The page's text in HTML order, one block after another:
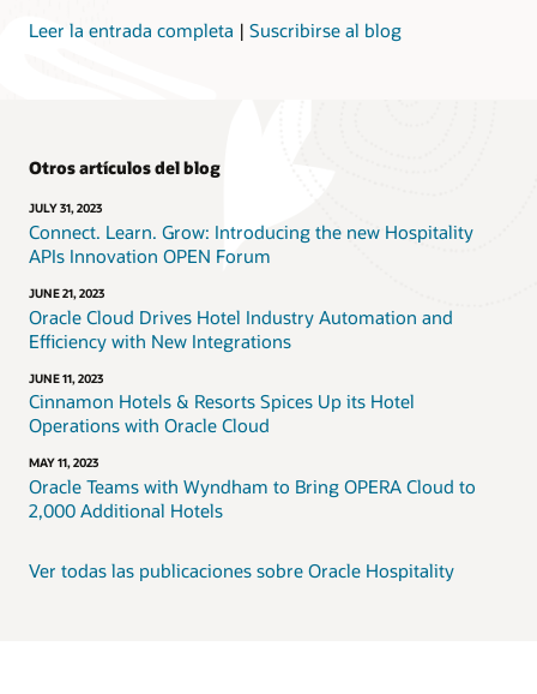
Leer la entrada completa | Suscribirse al blog
Otros artículos del blog
JULY 31, 2023
Connect. Learn. Grow: Introducing the new Hospitality
APIs Innovation OPEN Forum
JUNE 21, 2023
Oracle Cloud Drives Hotel Industry Automation and
Efficiency with New Integrations
JUNE 11, 2023
Cinnamon Hotels & Resorts Spices Up its Hotel
Operations with Oracle Cloud
MAY 11, 2023
Oracle Teams with Wyndham to Bring OPERA Cloud to
2,000 Additional Hotels
Ver todas las publicaciones sobre Oracle Hospitality